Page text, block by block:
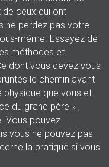
ceux qui ont
ne perdez pas votre
même. Essayez de
méthodes et
dont vous devez vous
le chemin avant
physique que vous et
du grand père » ,
Vous pouvez
vous ne pouvez pas
la pratique si vous